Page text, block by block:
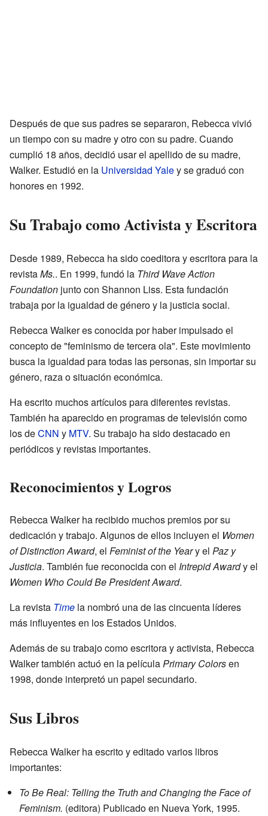
Después de que sus padres se separaron, Rebecca vivió
un tiempo con su madre y otro con su padre. Cuando
cumplió 18 años, decidió usar el apellido de su madre,
Walker. Estudió en la Universidad Yaley se graduó con
honores en 1992.
Su Trabajo como Activista y Escritora
Desde 1989, Rebecca ha sido coeditora y escritora para la
revistaMs.. En 1999, fundó la Third Wave Action
Foundation junto con Shannon Liss. Esta fundación
trabaja por la igualdad de género y la justicia social.
Rebecca Walker es conocida por haber impulsado el
concepto de "feminismo de tercera ola". Este movimiento
busca la igualdad para todas las personas, sin importar su
género, raza o situación económica.
Ha escrito muchos artículos para diferentes revistas.
También ha aparecido en programas de televisión como
los deCNN y MTV. Su trabajo ha sido destacado en
periódicos y revistas importantes.
Reconocimientos y Logros
Rebecca Walker ha recibido muchos premios por su
dedicación y trabajo. Algunos de ellos incluyen el Women
of Distinction Award, el Feminist of the Yeary el Paz y
Justicia. También fue reconocida con el Intrepid Awardy el
Women Who Could Be President Award.
La revista Time la nombró una de las cincuenta líderes
más influyentes en los Estados Unidos.
Además de su trabajo como escritora y activista, Rebecca
Walker también actuó en la películaPrimary Colorsen
1998, donde interpretó un papel secundario.
Sus Libros
Rebecca Walker ha escrito y editado varios libros
importantes:
To Be Real: Telling the Truth and Changing the Face of
Feminism. (editora) Publicado en Nueva York, 1995.